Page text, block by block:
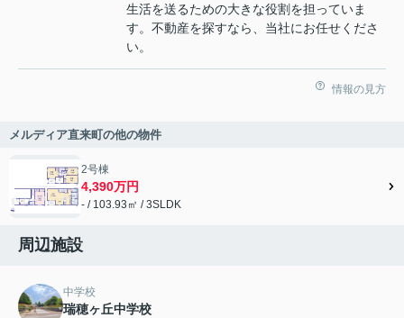
生活を送るための大きな役割を担っていま
す。不動産を探すなら、当社にお任せくださ
い。
情報の見方
メルディア直来町の他の物件
2号棟
4,390万円
- / 103.93㎡ / 3SLDK
周辺施設
中学校
瑞穂ヶ丘中学校